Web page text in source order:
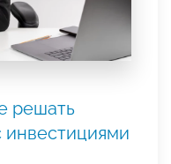
решать
инвестициями